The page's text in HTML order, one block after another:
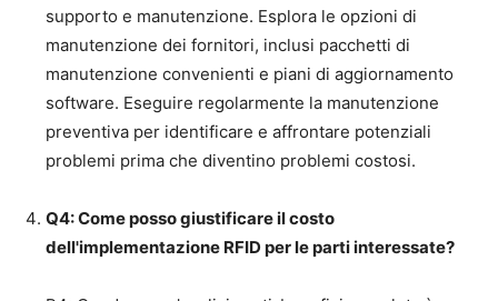
supporto e manutenzione. Esplora le opzioni di
manutenzione dei fornitori, inclusi pacchetti di
manutenzione convenienti e piani di aggiornamento
software. Eseguire regolarmente la manutenzione
preventiva per identificare e affrontare potenziali
problemi prima che diventino problemi costosi.
Q4: Come posso giustificare il costo
dell'implementazione RFID per le parti interessate?